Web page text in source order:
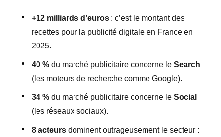
+12 milliards d’euros : c’est le montant des
recettes pour la publicité digitale en France en
2025.
40 % du marché publicitaire concerne le Search
(les moteurs de recherche comme Google).
34 % du marché publicitaire concerne le Social
(les réseaux sociaux).
8 acteurs dominent outrageusement le secteur :